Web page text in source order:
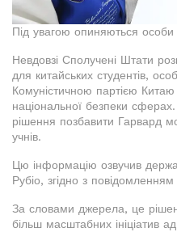
Під увагою опиняються
Невдовзі Сполучені Штати
для китайських студентів,
Комуністичною партією
національної безпеки
рішення позбавити Гарвард
учнів.
Цю інформацію озвучив
Рубіо, згідно з
За словами джерела, це
більш масштабних ініціатив